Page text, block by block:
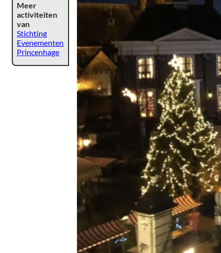
Meer
activiteiten
van
Stichting
Evenementen
Princenhage